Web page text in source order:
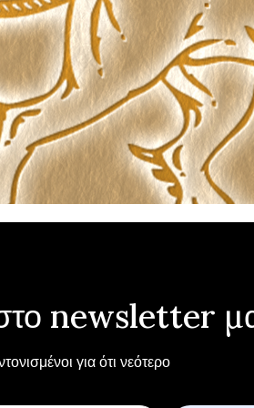
newsletter
για ότι νεότερο